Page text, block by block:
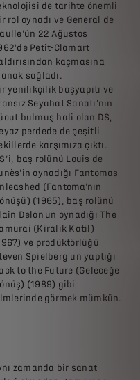
de tarihte önemli
rol oynadı ve General de
22 Ağustos
Petit-Clamart
kaçmasına
sağladı.
yenilikçilik başyapıtı ve
Seyahat Sanatı'nın
bulmuş hali olan DS,
perdede de çeşitli
karşımıza çıktı.
baş rolünü Louis de
oynadığı Fantomas
(Fantoma'nın
(1965), baş rolünü
Delon'un oynadığı The
(Kiralık Katil)
ve prodüktörlüğü
Spielberg'un yaptığı
to the Future (Geleceğe
(1989) gibi
görmek mümkün.
zamanda bir sanat